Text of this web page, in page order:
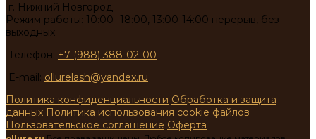
г. Нижний Новгород
Режим работы: 10:00 -18:00, 13:00-14:00 перерыв, без
выходных
Телефон: +7 (988) 388-02-00
E-mail: ollurelash@yandex.ru
Политика конфиденциальности Обработка и защита
данных Политика использования cookie файлов
Пользовательское соглашение Оферта